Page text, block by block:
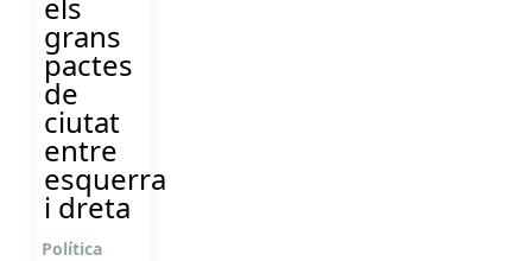
grans
pactes
de
ciutat
entre
esquerra
i dreta
Política